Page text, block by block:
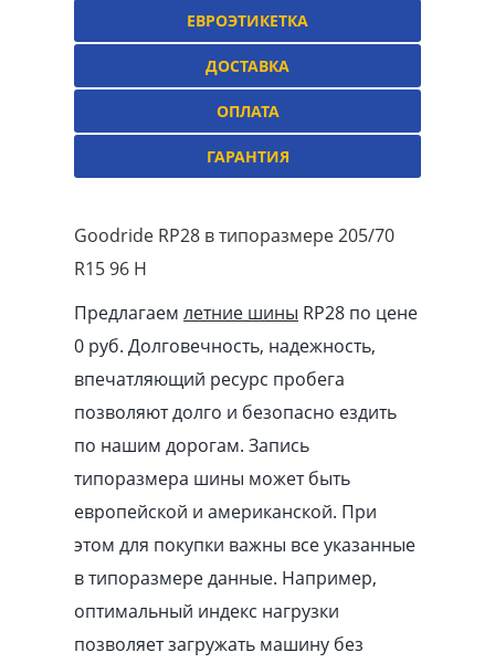
ЕВРОЭТИКЕТКА
ДОСТАВКА
ОПЛАТА
ГАРАНТИЯ
Goodride RP28 в типоразмере 205/70
R15 96 H
Предлагаем летние шины RP28 по цене
0 руб. Долговечность, надежность,
впечатляющий ресурс пробега
позволяют долго и безопасно ездить
по нашим дорогам. Запись
типоразмера шины может быть
европейской и американской. При
этом для покупки важны все указанные
в типоразмере данные. Например,
оптимальный индекс нагрузки
позволяет загружать машину без